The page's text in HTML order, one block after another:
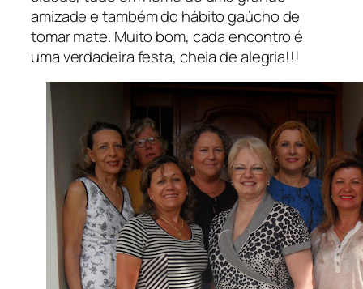
amizade e também do hábito gaúcho de
tomar mate. Muito bom, cada encontro é
uma verdadeira festa, cheia de alegria!!!